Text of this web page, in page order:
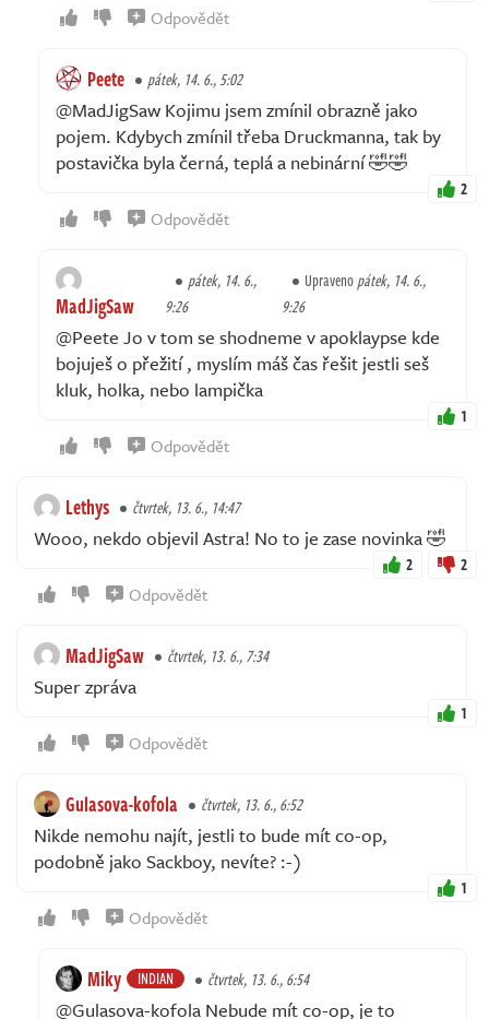
Odpovědět
Peete pátek, 14. 6., 5:02
@MadJigSaw Kojimu jsem zmínil obrazně jako
pojem. Kdybych zmínil třeba Druckmanna, tak by
postavička byla černá, teplá a nebinární 🤣🤣
2
Odpovědět
MadJigSaw
pátek, 14. 6.,
9:26
Upravenopátek, 14. 6.,
9:26
@Peete Jo v tom se shodneme v apoklaypse kde
bojuješ o přežití , myslím máš čas řešit jestli seš
kluk, holka, nebo lampička
1
Odpovědět
Lethys čtvrtek, 13. 6., 14:47
Wooo, nekdo objevil Astra! No to je zase novinka 🤣
2 2
Odpovědět
MadJigSaw čtvrtek, 13. 6., 7:34
Super zpráva
1
Odpovědět
Gulasova-kofola čtvrtek, 13. 6., 6:52
Nikde nemohu najít, jestli to bude mít co-op,
podobně jako Sackboy, nevíte? :-)
1
Odpovědět
Miky INDIAN čtvrtek, 13. 6., 6:54
@Gulasova-kofola Nebude mít co-op, je to